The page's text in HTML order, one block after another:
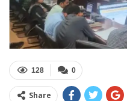
0
128
Share